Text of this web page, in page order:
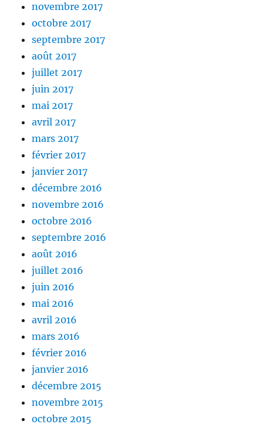
novembre 2017
octobre 2017
septembre 2017
août 2017
juillet 2017
juin 2017
mai 2017
avril 2017
mars 2017
février 2017
janvier 2017
décembre 2016
novembre 2016
octobre 2016
septembre 2016
août 2016
juillet 2016
juin 2016
mai 2016
avril 2016
mars 2016
février 2016
janvier 2016
décembre 2015
novembre 2015
octobre 2015